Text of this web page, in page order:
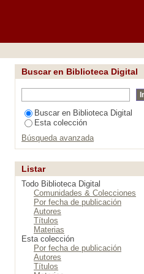
Buscar en Biblioteca Digital
Buscar en Biblioteca Digital
Esta colección
Búsqueda avanzada
Listar
Todo Biblioteca Digital
Comunidades & Colecciones
Por fecha de publicación
Autores
Títulos
Materias
Esta colección
Por fecha de publicación
Autores
Títulos